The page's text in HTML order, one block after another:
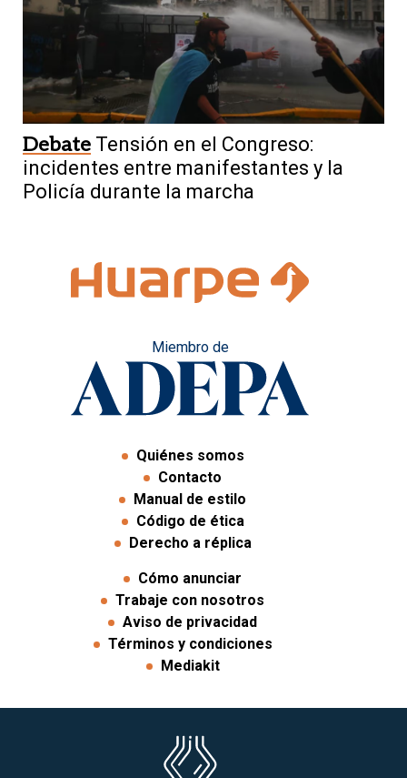
Debate Tensión en el Congreso:
incidentes entre manifestantes y la
Policía durante la marcha
Miembro de
Quiénes somos
Contacto
Manual de estilo
Código de ética
Derecho a réplica
Cómo anunciar
Trabaje con nosotros
Aviso de privacidad
Términos y condiciones
Mediakit